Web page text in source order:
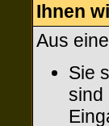
Ihnen
Aus
Sie
sind